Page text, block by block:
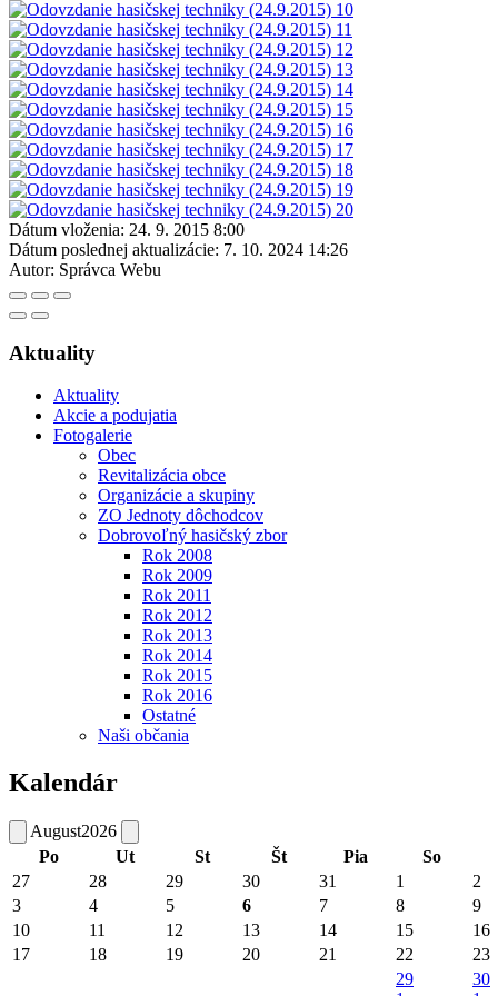
Dátum vloženia: 24. 9. 2015 8:00
Dátum poslednej aktualizácie: 7. 10. 2024 14:26
Autor: Správca Webu
Aktuality
Aktuality
Akcie a podujatia
Fotogalerie
Obec
Revitalizácia obce
Organizácie a skupiny
ZO Jednoty dôchodcov
Dobrovoľný hasičský zbor
Rok 2008
Rok 2009
Rok 2011
Rok 2012
Rok 2013
Rok 2014
Rok 2015
Rok 2016
Ostatné
Naši občania
Kalendár
August2026
Po
Ut St Št Pia
So
27
28 29 30 31 1
2
3
4 5 6 7 8
9
10
11 12 13 14 15
16
17
18 19 20 21 22 23
29
30